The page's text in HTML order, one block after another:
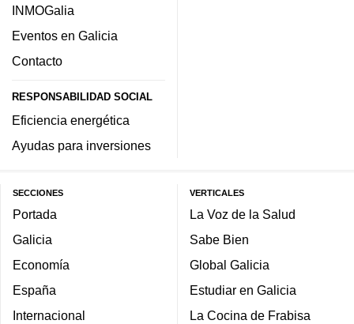
INMOGalia
Eventos en Galicia
Contacto
RESPONSABILIDAD SOCIAL
Eficiencia energética
Ayudas para inversiones
SECCIONES
Portada
Galicia
Economía
España
Internacional
VERTICALES
La Voz de la Salud
Sabe Bien
Global Galicia
Estudiar en Galicia
La Cocina de Frabisa